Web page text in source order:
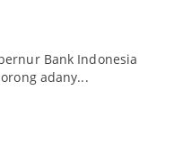
Bank Indonesia
adany...